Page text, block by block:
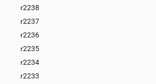
r2238
r2237
r2236
r2235
r2234
r2233